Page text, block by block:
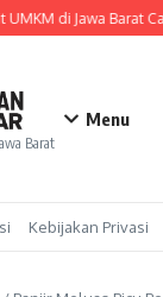
di Jawa Barat
Barat
Menu
Kebijakan Privasi